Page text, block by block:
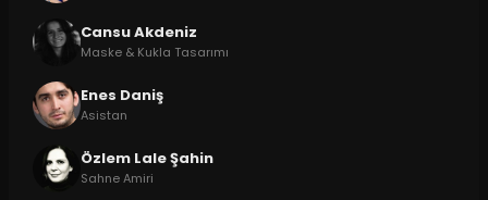
Cansu Akdeniz
Maske & Kukla Tasarımı
Enes Daniş
Asistan
Özlem Lale Şahin
Sahne Amiri